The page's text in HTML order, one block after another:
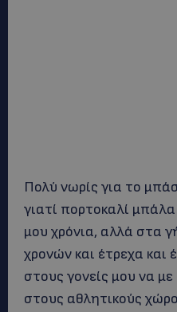
Πολύ νωρίς για το
γιατί πορτοκαλί
μου χρόνια, αλλά στα
χρονών και έτρεχα και
στους γονείς μου να
στους αθλητικούς